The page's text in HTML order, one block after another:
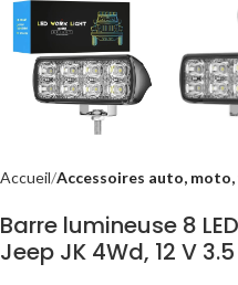
Accueil Accessoires auto, moto,
Barre lumineuse 8
Jeep JK 4Wd, 12 V